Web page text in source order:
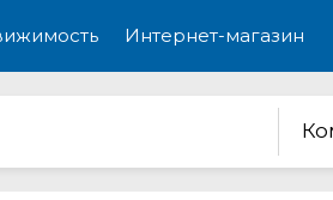
Интернет-магазин